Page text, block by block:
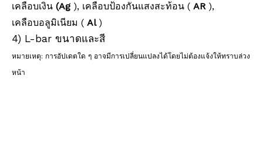
เคลือบเงิน (Ag ), เคลือบป้องกันแสงสะท้อน ( AR ),
เคลือบอลูมิเนียม ( Al )
4) L-bar ขนาดและสี
หมายเหตุ: การอัปเดตใด ๆ อาจมีการเปลี่ยนแปลงได้โดยไม่ต้องแจ้งให้ทราบล่วง
หน้า